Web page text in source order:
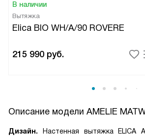
В наличии
Вытяжка
Elica BIO WH/A/90 ROVERE
215 990 руб.
Описание модели AMELIE
Дизайн. Настенная вытяжка ELICA